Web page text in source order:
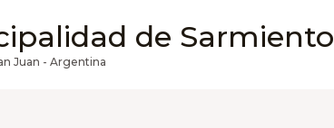
de Sarmiento
Juan - Argentina